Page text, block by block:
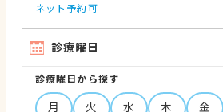
ネット予約可
診療曜日
診療曜日から探す
月 火 水 木
金